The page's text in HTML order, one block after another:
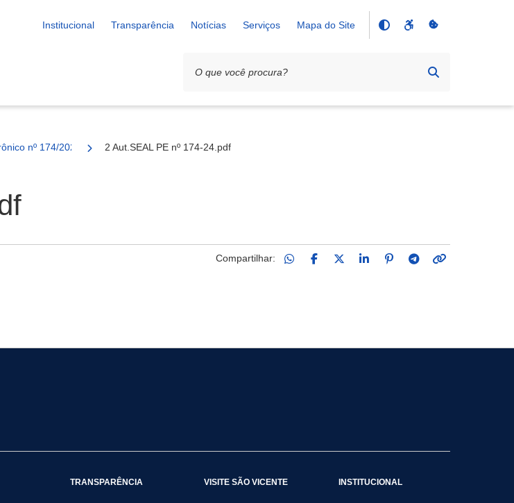
Institucional Transparência Notícias Serviços Mapa do Site
nº 174/2024 - SESAU2 Aut.SEAL PE nº 174-24.pdf
Compartilhar:
TRANSPARÊNCIA VISITE SÃO VICENTE INSTITUCIONAL